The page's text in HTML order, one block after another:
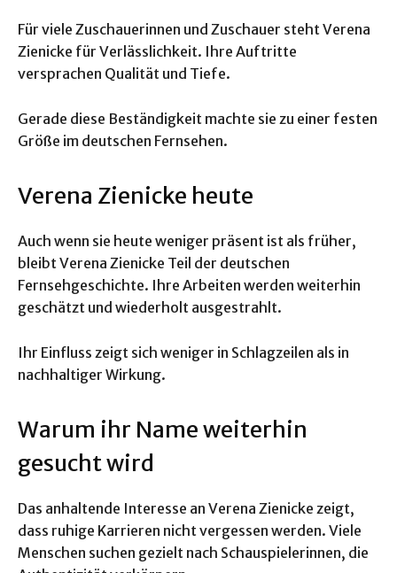
Für viele Zuschauerinnen und Zuschauer steht Verena
Zienicke für Verlässlichkeit. Ihre Auftritte
versprachen Qualität und Tiefe.
Gerade diese Beständigkeit machte sie zu einer festen
Größe im deutschen Fernsehen.
Verena Zienicke heute
Auch wenn sie heute weniger präsent ist als früher,
bleibt Verena Zienicke Teil der deutschen
Fernsehgeschichte. Ihre Arbeiten werden weiterhin
geschätzt und wiederholt ausgestrahlt.
Ihr Einfluss zeigt sich weniger in Schlagzeilen als in
nachhaltiger Wirkung.
Warum ihr Name weiterhin
gesucht wird
Das anhaltende Interesse an Verena Zienicke zeigt,
dass ruhige Karrieren nicht vergessen werden. Viele
Menschen suchen gezielt nach Schauspielerinnen, die